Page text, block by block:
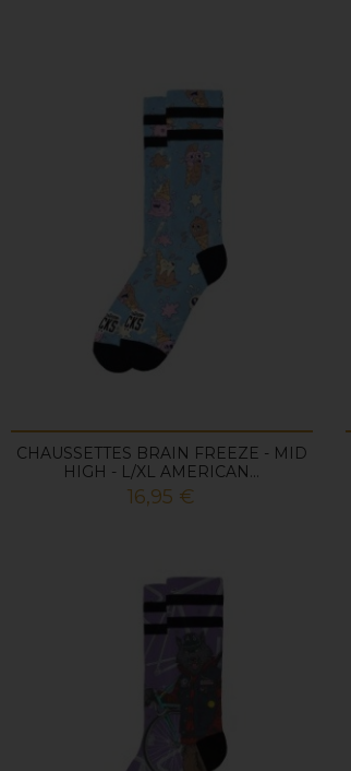
CHAUSSETTES BRAIN FREEZE - MID
HIGH - L/XL AMERICAN...
Prix
16,95 €